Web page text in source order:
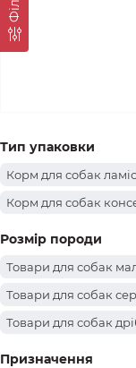
Тип упаковки
Корм для собак
Корм для собак
Розмір породи
Товари для собак
Товари для собак
Товари для собак
Призначення